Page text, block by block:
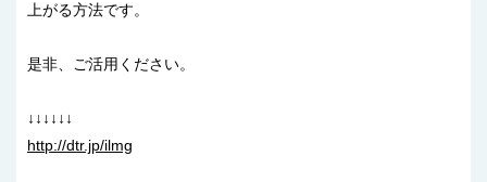
上がる方法です。
是非、ご活用ください。
↓↓↓↓↓↓
http://dtr.jp/ilmg